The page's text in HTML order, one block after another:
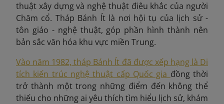
thuật xây dựng và nghệ thuật điêu khắc của người
Chăm cổ. Tháp Bánh Ít là nơi hội tụ của lịch sử -
tôn giáo - nghệ thuật, góp phần hình thành nên
bản sắc văn hóa khu vực miền Trung.
Vào năm 1982, tháp Bánh Ít đã được xếp hạng là Di
tích kiến trúc nghệ thuật cấp Quốc gia đồng thời
trở thành một trong những điểm đến không thể
thiếu cho những ai yêu thích tìm hiểu lịch sử, khám